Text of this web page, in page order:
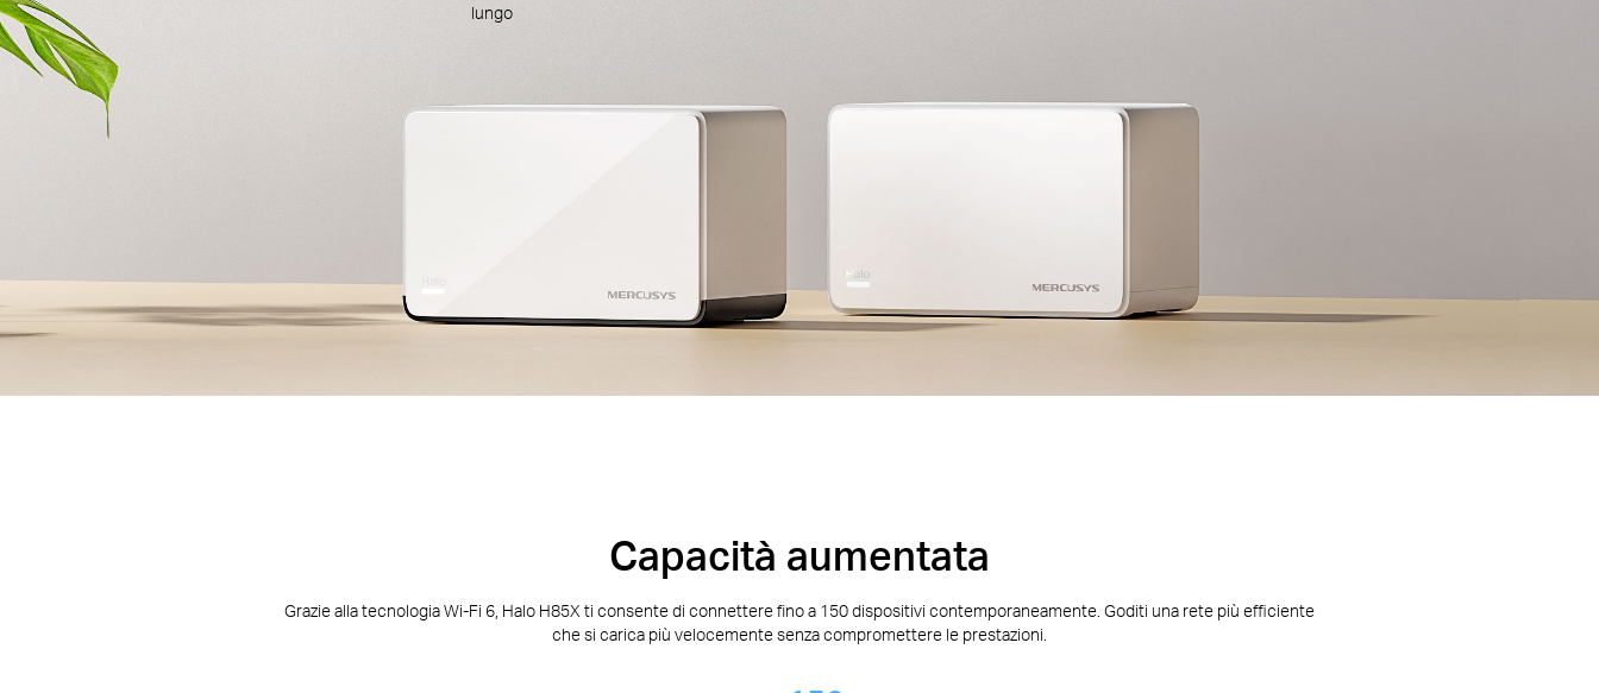
lungo
Capacità aumentata
Grazie alla tecnologia Wi-Fi 6, Halo H85X ti consente di connettere fino a 150 dispositivi contemporaneamente. Goditi una rete più efficiente
che si carica più velocemente senza compromettere le prestazioni.